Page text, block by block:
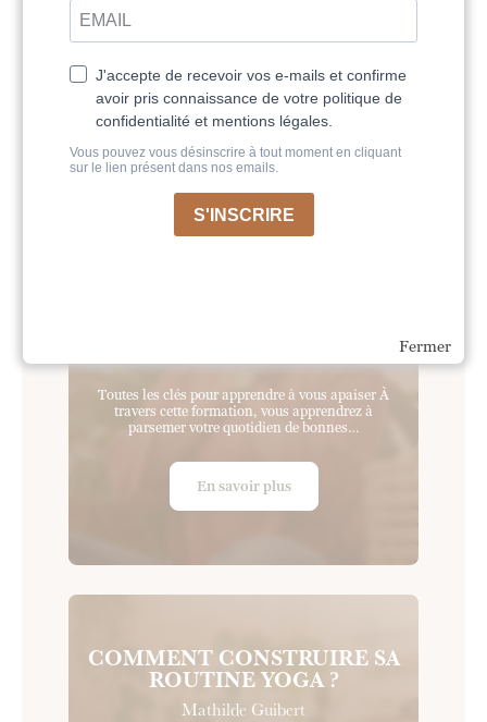
En savoir plus
COMMENT VOUS LIBÉRER
Toutes les clés pour apprendre à vous apaiser À
travers cette formation, vous apprendrez à
parsemer votre quotidien de bonnes…
En savoir plus
COMMENT CONSTRUIRE SA
ROUTINE YOGA ?
Mathilde Guibert
Fermer